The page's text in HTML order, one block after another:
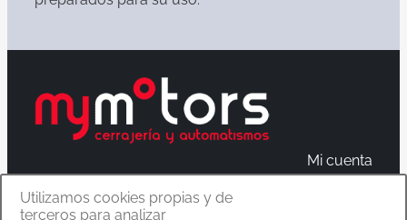
Mi cuenta
Política de privacidad
Utilizamos cookies propias y de
terceros para analizar